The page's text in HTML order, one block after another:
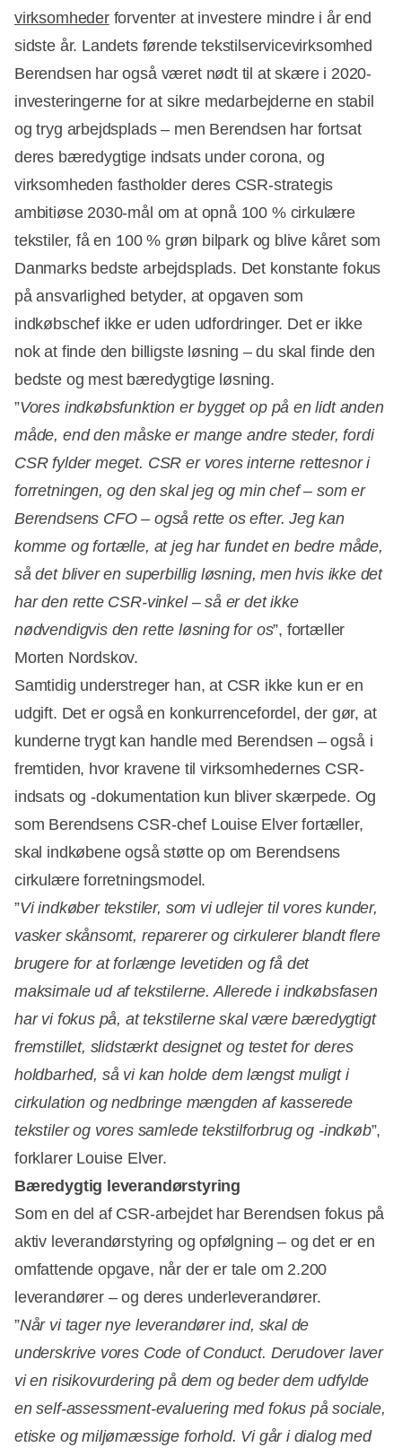
virksomhederforventer at investere mindre i år end
sidste år. Landets førende tekstilservicevirksomhed
Berendsen har også været nødt til at skære i 2020-
investeringerne for at sikre medarbejderne en stabil
og tryg arbejdsplads – men Berendsen har fortsat
deres bæredygtige indsats under corona, og
virksomheden fastholder deres CSR-strategis
ambitiøse 2030-mål om at opnå 100 % cirkulære
tekstiler, få en 100 % grøn bilpark og blive kåret som
Danmarks bedste arbejdsplads. Det konstante fokus
på ansvarlighed betyder, at opgaven som
indkøbschef ikke er uden udfordringer. Det er ikke
nok at finde den billigste løsning – du skal finde den
bedste og mest bæredygtige løsning.
”Vores indkøbsfunktion er bygget op på en lidt anden
måde, end den måske er mange andre steder, fordi
CSR fylder meget. CSR er vores interne rettesnor i
forretningen, og den skal jeg og min chef – som er
Berendsens CFO – også rette os efter. Jeg kan
komme og fortælle, at jeg har fundet en bedre måde,
så det bliver en superbillig løsning, men hvis ikke det
har den rette CSR-vinkel – så er det ikke
nødvendigvis den rette løsning for os”, fortæller
Morten Nordskov.
Samtidig understreger han, at CSR ikke kun er en
udgift. Det er også en konkurrencefordel, der gør, at
kunderne trygt kan handle med Berendsen – også i
fremtiden, hvor kravene til virksomhedernes CSR-
indsats og -dokumentation kun bliver skærpede. Og
som Berendsens CSR-chef Louise Elver fortæller,
skal indkøbene også støtte op om Berendsens
cirkulære forretningsmodel.
”Vi indkøber tekstiler, som vi udlejer til vores kunder,
vasker skånsomt, reparerer og cirkulerer blandt flere
brugere for at forlænge levetiden og få det
maksimale ud af tekstilerne. Allerede i indkøbsfasen
har vi fokus på, at tekstilerne skal være bæredygtigt
fremstillet, slidstærkt designet og testet for deres
holdbarhed, så vi kan holde dem længst muligt i
cirkulation og nedbringe mængden af kasserede
tekstiler og vores samlede tekstilforbrug og -indkøb”,
forklarer Louise Elver.
Bæredygtig leverandørstyring
Som en del af CSR-arbejdet har Berendsen fokus på
aktiv leverandørstyring og opfølgning – og det er en
omfattende opgave, når der er tale om 2.200
leverandører – og deres underleverandører.
”Når vi tager nye leverandører ind, skal de
underskrive vores Code of Conduct. Derudover laver
vi en risikovurdering på dem og beder dem udfylde
en self-assessment-evaluering med fokus på sociale,
etiske og miljømæssige forhold. Vi går i dialog med